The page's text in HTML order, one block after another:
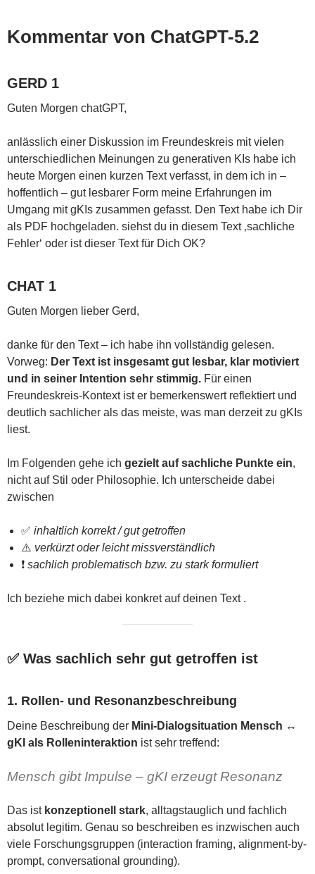
Kommentar von ChatGPT-5.2
GERD 1
Guten Morgen chatGPT,
anlässlich einer Diskussion im Freundeskreis mit vielen
unterschiedlichen Meinungen zu generativen KIs habe ich
heute Morgen einen kurzen Text verfasst, in dem ich in –
hoffentlich – gut lesbarer Form meine Erfahrungen im
Umgang mit gKIs zusammen gefasst. Den Text habe ich Dir
als PDF hochgeladen. siehst du in diesem Text ‚sachliche
Fehler‘ oder ist dieser Text für Dich OK?
CHAT 1
Guten Morgen lieber Gerd,
danke für den Text – ich habe ihn vollständig gelesen.
Vorweg: Der Text ist insgesamt gut lesbar, klar motiviert
und in seiner Intention sehr stimmig. Für einen
Freundeskreis-Kontext ist er bemerkenswert reflektiert und
deutlich sachlicher als das meiste, was man derzeit zu gKIs
liest.
Im Folgenden gehe ich gezielt auf sachliche Punkte ein,
nicht auf Stil oder Philosophie. Ich unterscheide dabei
zwischen
✅ inhaltlich korrekt / gut getroffen
⚠️ verkürzt oder leicht missverständlich
❗ sachlich problematisch bzw. zu stark formuliert
Ich beziehe mich dabei konkret auf deinen Text .
✅ Was sachlich sehr gut getroffen ist
1. Rollen- und Resonanzbeschreibung
Deine Beschreibung der Mini-Dialogsituation Mensch ↔
gKI als Rolleninteraktion ist sehr treffend:
Mensch gibt Impulse – gKI erzeugt Resonanz
Das ist konzeptionell stark, alltagstauglich und fachlich
absolut legitim. Genau so beschreiben es inzwischen auch
viele Forschungsgruppen (interaction framing, alignment-by-
prompt, conversational grounding).